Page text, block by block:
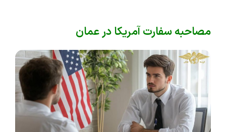
مصاحبه سفارت آمریکا در عمان